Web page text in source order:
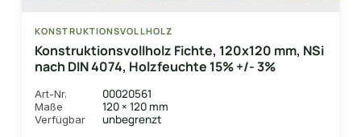
KONSTRUKTIONSVOLLHOLZ
Konstruktionsvollholz Fichte, 120x120 mm, NSi
nach DIN 4074, Holzfeuchte 15% +/- 3%
Art-Nr. 00020561
Maße 120 × 120 mm
Verfügbar unbegrenzt